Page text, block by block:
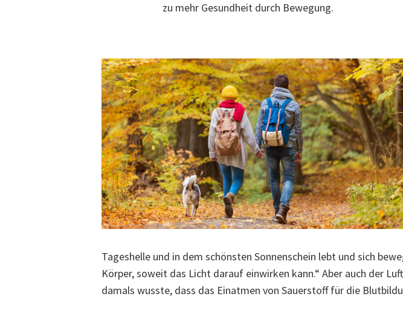
zu mehr Gesundheit durch Bewegung.
Tageshelle und in dem schönsten Sonnenschein lebt und sich
Körper, soweit das Licht darauf einwirken kann.“ Aber auch der
damals wusste, dass das Einatmen von Sauerstoff für die